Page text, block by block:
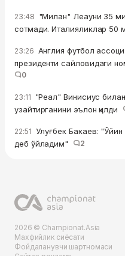
23:48 "Милан" Леауни 35
сотмади. Италияликлар 50
23:26 Англия футбол
президенти сайловидаги
0
23:11 "Реал" Винисиус
узайтирганини эълон қилди
22:51 Улуғбек Бакаев:
деб ўйладим"
2
2026 © Championat.Asia
Махфийлик сиёсати
Фойдаланувчи шартномаси